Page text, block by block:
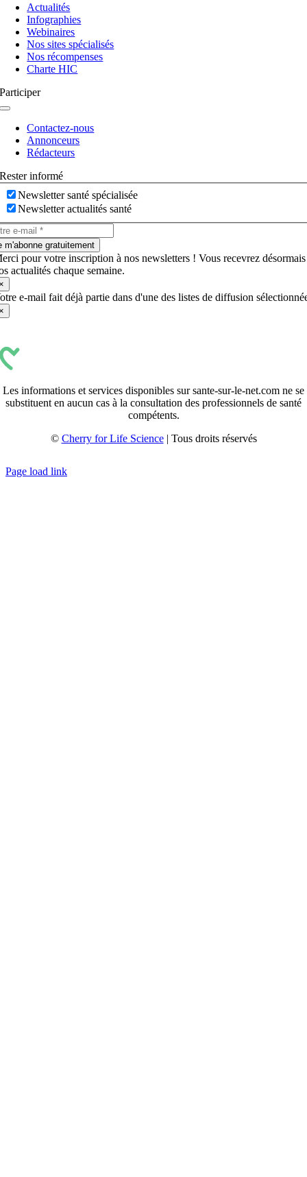
basculeActualités
Infographies
Webinaires
Nos sites spécialisés
Nos récompenses
Charte HIC
Participer
Navigation
basculeContactez-nous
Annonceurs
Rédacteurs
Rester informé
Newsletter santé spécialisée
Newsletter actualités santé
m'abonne gratuitement
pour votre inscription à nos newsletters ! Vous recevrez désormais
actualités chaque semaine.
e-mail fait déjà partie dans d'une des listes de diffusion
Les informations et services disponibles sur sante-sur-le-net.com ne se
substituent en aucun cas à la consultation des professionnels de santé
compétents.
© Cherry for Life Science| Tous droits réservés
Page load link